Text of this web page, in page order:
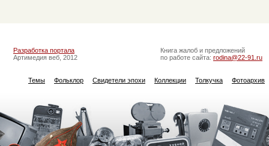
Разработка портала
Артимедия веб, 2012
Книга жалоб и предложений
по работе сайта: rodina@22-91.ru
Темы Фольклор Свидетели эпохи Коллекции Толкучка Фотоархив